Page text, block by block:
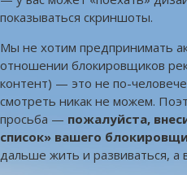
показываться скриншоты.
Мы не хотим предпринимать
отношении блокировщиков
контент) — это не по-
смотреть никак не можем.
просьба — пожалуйста,
список» вашего
дальше жить и развиваться, а